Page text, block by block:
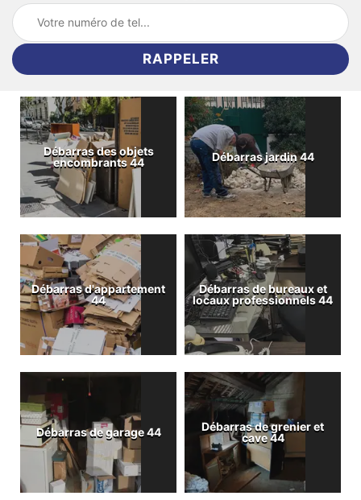
Débarras des objets
encombrants 44
Débarras jardin 44
Débarras d'appartement
44
Débarras de bureaux et
locaux professionnels 44
Débarras de garage 44
Débarras de grenier et
cave 44